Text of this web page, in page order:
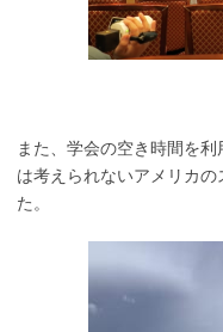
また、学会の空き時間を
は考えられないアメリカ
た。